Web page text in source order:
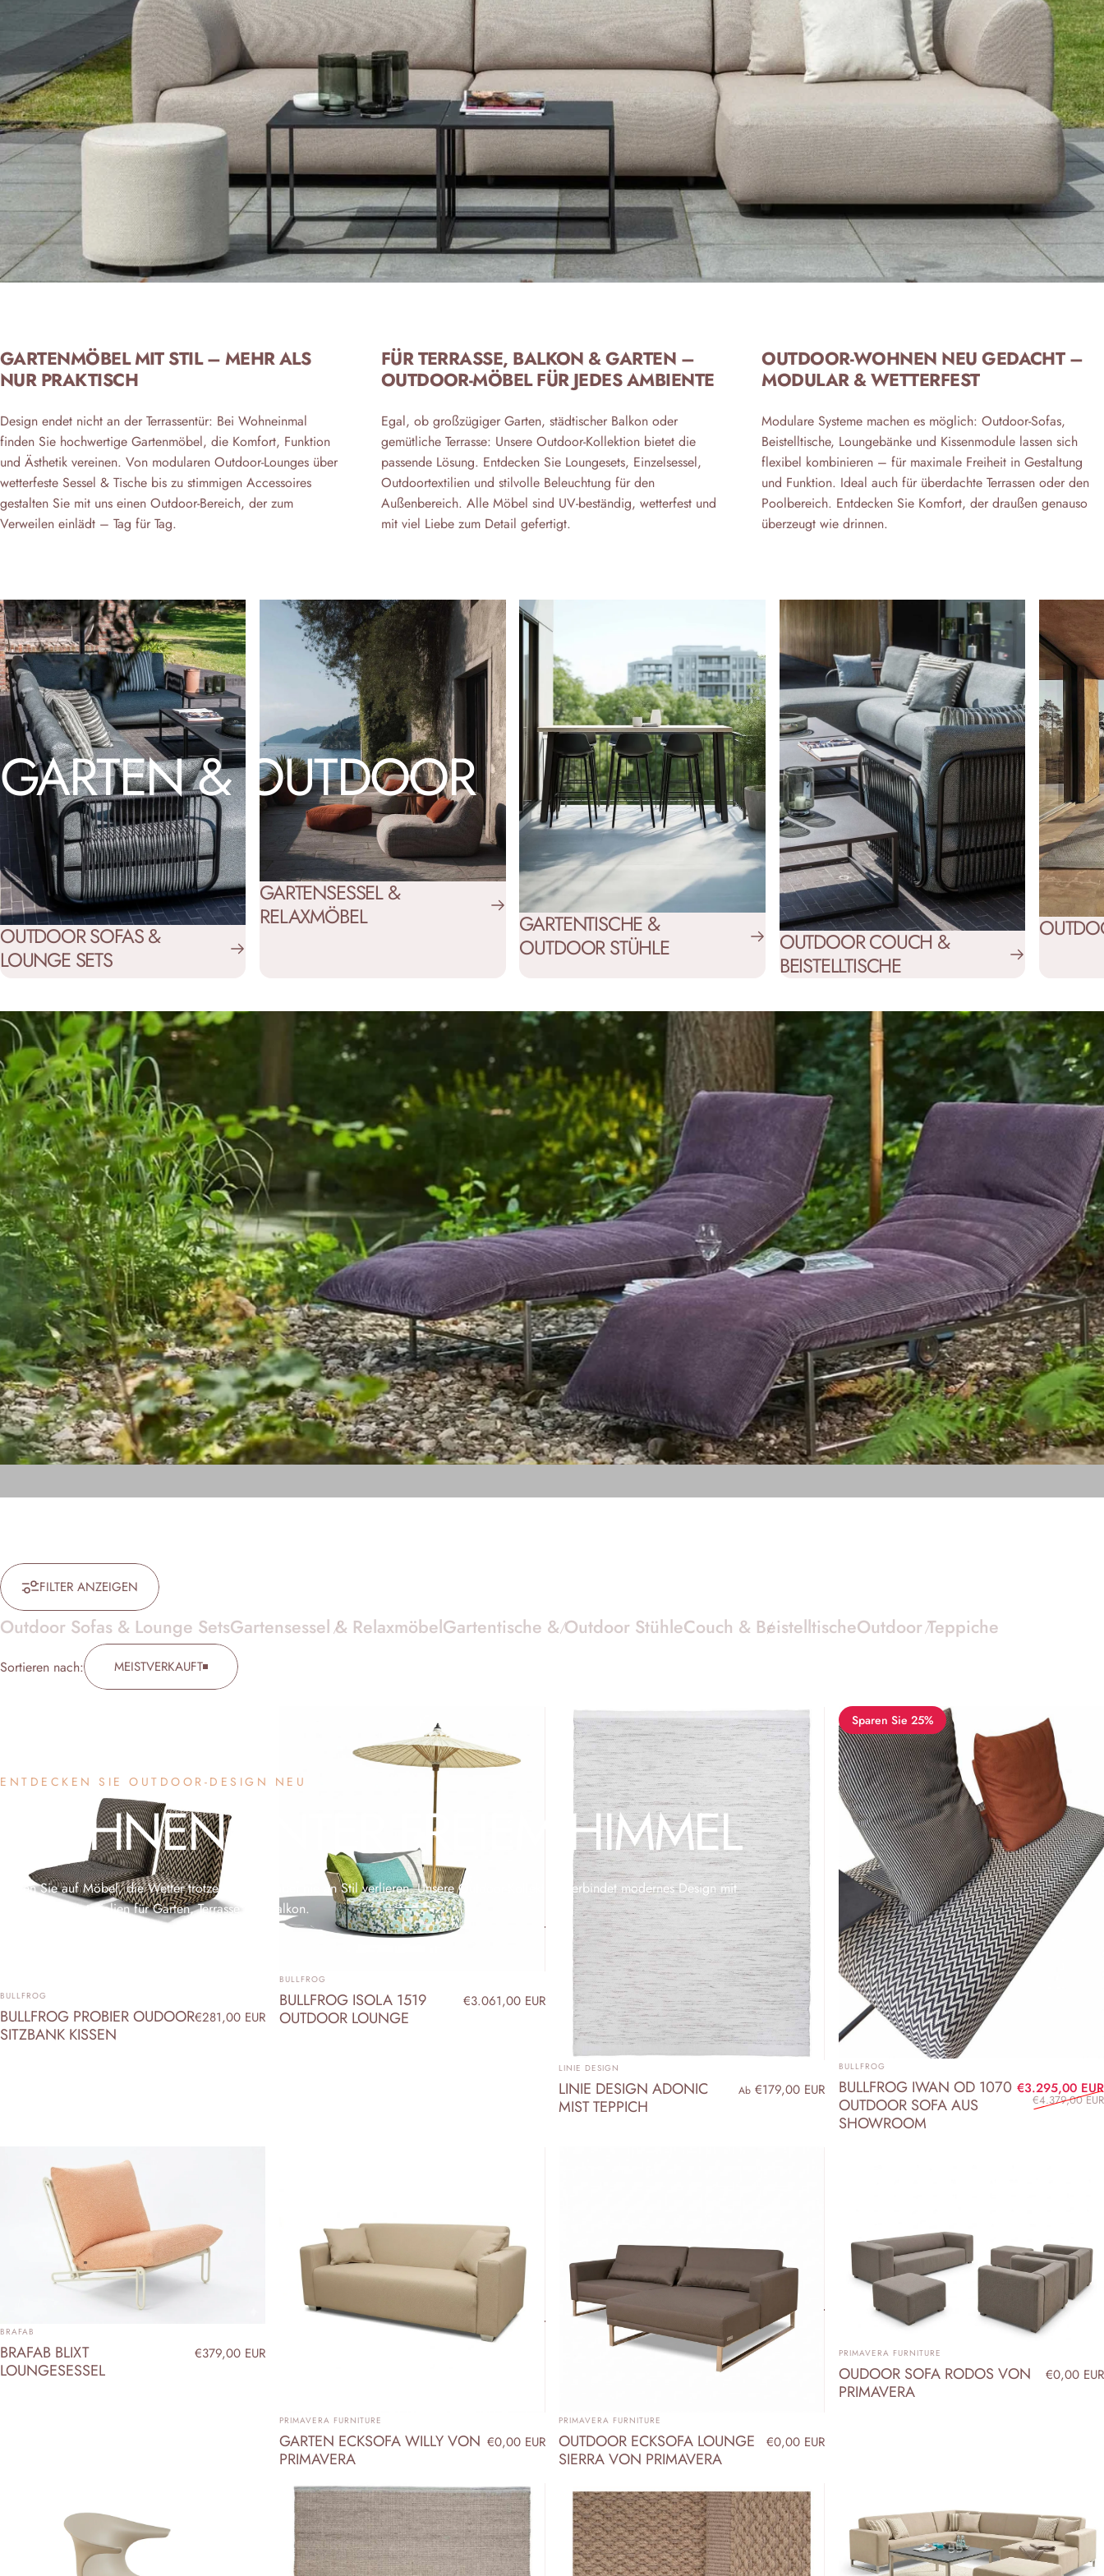
GARTEN&OUTDOOR
GARTENMÖBEL MIT STIL – MEHR ALS
NUR PRAKTISCH
Design endet nicht an der Terrassentür: Bei Wohneinmal
finden Sie hochwertige Gartenmöbel, die Komfort, Funktion
und Ästhetik vereinen. Von modularen Outdoor-Lounges über
wetterfeste Sessel & Tische bis zu stimmigen Accessoires
gestalten Sie mit uns einen Outdoor-Bereich, der zum
Verweilen einlädt – Tag für Tag.
FÜR TERRASSE, BALKON & GARTEN –
OUTDOOR-MÖBEL FÜR JEDES AMBIENTE
Egal, ob großzügiger Garten, städtischer Balkon oder
gemütliche Terrasse: Unsere Outdoor-Kollektion bietet die
passende Lösung. Entdecken Sie Loungesets, Einzelsessel,
Outdoortextilien und stilvolle Beleuchtung für den
Außenbereich. Alle Möbel sind UV-beständig, wetterfest und
mit viel Liebe zum Detail gefertigt.
OUTDOOR-WOHNEN NEU GEDACHT –
MODULAR & WETTERFEST
Modulare Systeme machen es möglich: Outdoor-Sofas,
Beistelltische, Loungebänke und Kissenmodule lassen sich
flexibel kombinieren – für maximale Freiheit in Gestaltung
und Funktion. Ideal auch für überdachte Terrassen oder den
Poolbereich. Entdecken Sie Komfort, der draußen genauso
überzeugt wie drinnen.
OUTDOOR SOFAS &
LOUNGE SETS
GARTENSESSEL &
RELAXMÖBEL
GARTENTISCHE &
OUTDOOR STÜHLE
OUTDOOR COUCH &
BEISTELLTISCHE
ENTDECKEN SIE OUTDOOR-DESIGN NEU
WOHNEN UNTERFREIEM HIMMEL
Setzen Sie auf Möbel, die Wetter trotzen – und dabei nie an Stil verlieren. Unsere Outdoor-Kollektion verbindet modernes Design mit
langlebigen Materialien für Garten, Terrasse und Balkon.
FILTER ANZEIGEN
Outdoor Sofas & Lounge SetsGartensessel & RelaxmöbelGartentische & Outdoor StühleCouch & BeistelltischeOutdoor Teppiche
Sortieren nach: MEISTVERKAUFT
ANBIETER:
BULLFROG
BULLFROG PROBIER OUDOOR
SITZBANK KISSEN
€281,00 EUR
ANBIETER:
BULLFROG
BULLFROG ISOLA 1519
OUTDOOR LOUNGE
€3.061,00 EUR
ANBIETER:
LINIE DESIGN
LINIE DESIGN ADONIC
MIST TEPPICH
Ab€179,00 EUR
Sparen Sie 25%
ANBIETER:
BULLFROG
BULLFROG IWAN OD 1070
OUTDOOR SOFA AUS
SHOWROOM
€3.295,00 EUR
€4.379,00 EUR
ANBIETER:
BRAFAB
BRAFAB BLIXT
LOUNGESESSEL
€379,00 EUR
ANBIETER:
PRIMAVERA FURNITURE
GARTEN ECKSOFA WILLY VON
PRIMAVERA
€0,00 EUR
ANBIETER:
PRIMAVERA FURNITURE
OUTDOOR ECKSOFA LOUNGE
SIERRA VON PRIMAVERA
€0,00 EUR
ANBIETER:
PRIMAVERA FURNITURE
OUDOOR SOFA RODOS VON
PRIMAVERA
€0,00 EUR